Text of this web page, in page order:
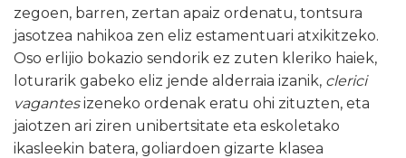
zegoen, barren, zertan apaiz ordenatu, tontsura
jasotzea nahikoa zen eliz estamentuari atxikitzeko.
Oso erlijio bokazio sendorik ez zuten kleriko haiek,
loturarik gabeko eliz jende alderraia izanik, clerici
vagantesizeneko ordenak eratu ohi zituzten, eta
jaiotzen ari ziren unibertsitate eta eskoletako
ikasleekin batera, goliardoen gizarte klasea